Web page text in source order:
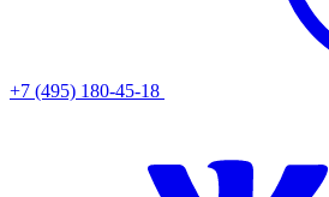
+7 (495) 180-45-18